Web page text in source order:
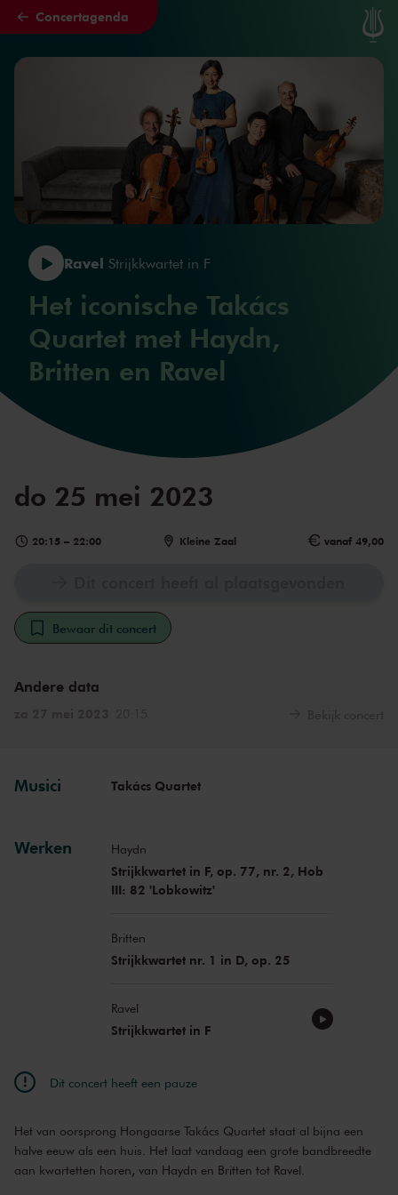
Naar hoofdcontent
Concertagenda
Ravel Strijkkwartet in F
Het iconische Takács
Quartet met Haydn,
Britten en Ravel
do 25 mei 2023
20:15 – 22:00 Kleine Zaal vanaf 49,00
Bewaar dit concert
Andere data
Musici Takács Quartet
Werken Haydn
Strijkkwartet in F, op. 77, nr. 2, Hob
III: 82 'Lobkowitz'
Britten
Strijkkwartet nr. 1 in D, op. 25
Ravel
Strijkkwartet in F
Dit concert heeft een pauze
Het van oorsprong Hongaarse Takács Quartet staat al bijna een
halve eeuw als een huis. Het laat vandaag een grote bandbreedte
aan kwartetten horen, van Haydn en Britten tot Ravel.